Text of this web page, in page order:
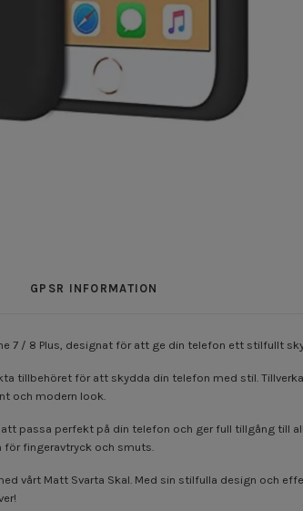
GPSR INFORMATION
7 / 8 Plus, designat för att ge din telefon ett stilfullt
tillbehöret för att skydda din telefon med stil.
och modern look.
passa perfekt på din telefon och ger full tillgång till
fingeravtryck och smuts.
vårt Matt Svarta Skal. Med sin stilfulla design och